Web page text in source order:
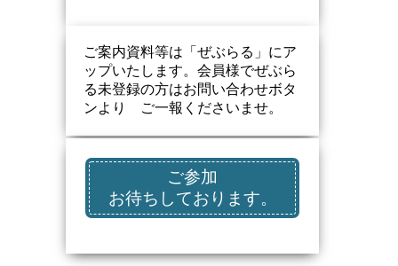
ご案内資料等は「ぜぶらる」にア
ップいたします。会員様でぜぶら
る未登録の方はお問い合わせボタ
ンより ご一報くださいませ。
ご参加
お待ちしております。